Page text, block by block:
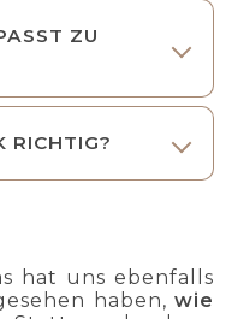
ZU
RICHTIG?
hat uns ebenfalls
haben, wie